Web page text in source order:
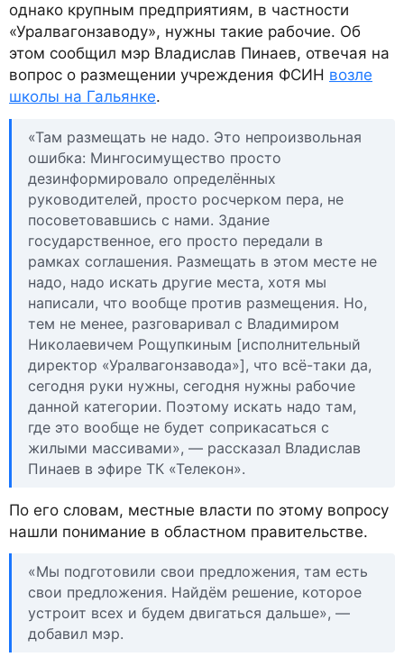
однако крупным предприятиям, в частности
«Уралвагонзаводу», нужны такие рабочие. Об
этом сообщил мэр Владислав Пинаев, отвечая на
вопрос о размещении учреждения ФСИН возле
школы на Гальянке.
«Там размещать не надо. Это непроизвольная
ошибка: Мингосимущество просто
дезинформировало определённых
руководителей, просто росчерком пера, не
посоветовавшись с нами. Здание
государственное, его просто передали в
рамках соглашения. Размещать в этом месте не
надо, надо искать другие места, хотя мы
написали, что вообще против размещения. Но,
тем не менее, разговаривал с Владимиром
Николаевичем Рощупкиным [исполнительный
директор «Уралвагонзавода»], что всё-таки да,
сегодня руки нужны, сегодня нужны рабочие
данной категории. Поэтому искать надо там,
где это вообще не будет соприкасаться с
жилыми массивами», — рассказал Владислав
Пинаев в эфире ТК «Телекон».
По его словам, местные власти по этому вопросу
нашли понимание в областном правительстве.
«Мы подготовили свои предложения, там есть
свои предложения. Найдём решение, которое
устроит всех и будем двигаться дальше», —
добавил мэр.